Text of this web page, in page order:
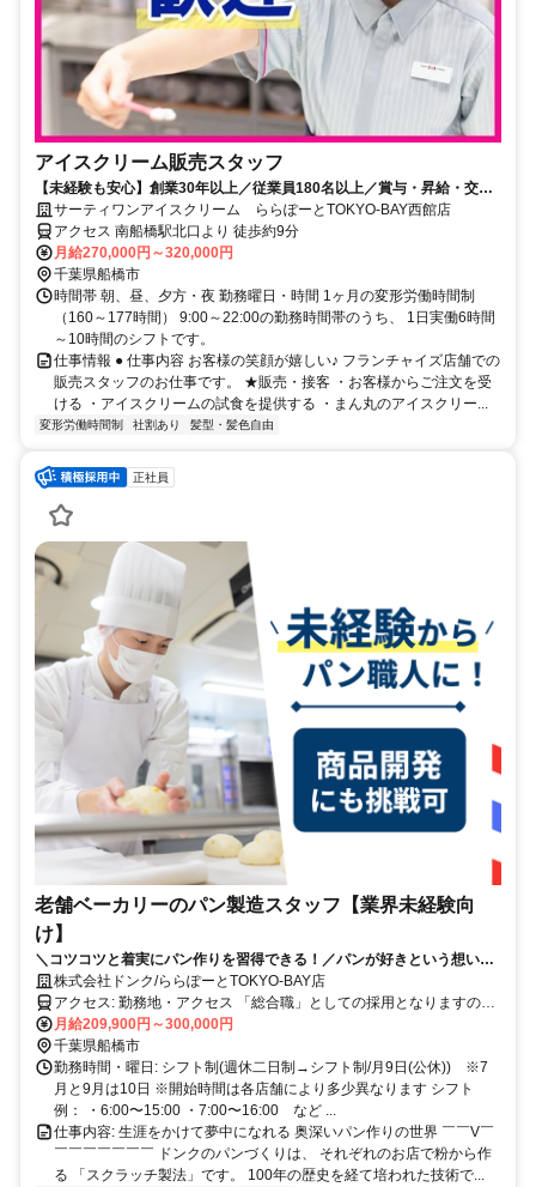
アイスクリーム販売スタッフ
【未経験も安心】創業30年以上／従業員180名以上／賞与・昇給・交通
費全額…福利厚生充実
サーティワンアイスクリーム ららぽーとTOKYO-BAY西館店
アクセス 南船橋駅北口より 徒歩約9分
月給270,000円～320,000円
千葉県船橋市
時間帯 朝、昼、夕方・夜 勤務曜日・時間 1ヶ月の変形労働時間制
（160～177時間） 9:00～22:00の勤務時間帯のうち、 1日実働6時間
～10時間のシフトです。
仕事情報 ● 仕事内容 お客様の笑顔が嬉しい♪ フランチャイズ店舗での
販売スタッフのお仕事です。 ★販売・接客 ・お客様からご注文を受
ける ・アイスクリームの試食を提供する ・まん丸のアイスクリー...
変形労働時間制 社割あり 髪型・髪色自由
正社員
老舗ベーカリーのパン製造スタッフ【業界未経験向
け】
＼コツコツと着実にパン作りを習得できる！／パンが好きという想いを
仕事に。
株式会社ドンク/ららぽーとTOKYO-BAY店
アクセス: 勤務地・アクセス 「総合職」としての採用となりますの
で、 将来的にはキャリア形成のための職種変更や、 転居を伴う異動
の可能性もございます。 ●初期配属について 最初の配属店舗について
は、 入社前に希望勤務地をお伺いの上、可能な限り考慮いたします
が、 ご希望や各店の欠員状況を総合的に勘案し、最終決定させてい
ただきます。 ●店舗異動について 一般社員の間は2～3年に一度の間
隔で、 近隣への店舗異動の可能性がございます。 ただし、その際は
ご本人のご事情・希望を確認しながら、 最終的に異動先の決定をさ
せていただいています。 ●勤務先へのアクセス 各店舗最寄駅から徒歩
月給209,900円～300,000円
千葉県船橋市
勤務時間・曜日: シフト制(週休二日制→シフト制/月9日(公休)) ※7
月と9月は10日 ※開始時間は各店舗により多少異なります シフト
例： ・6:00〜15:00 ・7:00〜16:00 など ...
仕事内容: 生涯をかけて夢中になれる 奥深いパン作りの世界 ￣￣V￣
￣￣￣￣￣￣￣ ドンクのパンづくりは、 それぞれのお店で粉から作
る 「スクラッチ製法」です。 100年の歴史を経て培われた技術で...